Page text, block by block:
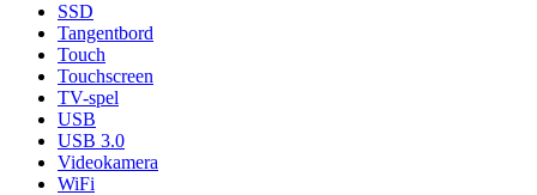
SSD
Tangentbord
Touch
Touchscreen
TV-spel
USB
USB 3.0
Videokamera
WiFi